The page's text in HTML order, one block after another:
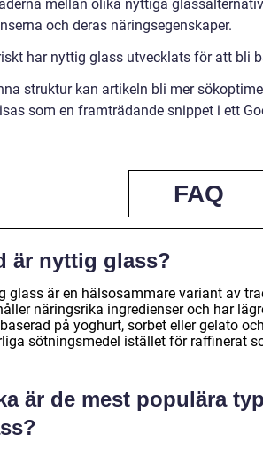
mellan olika nyttiga
och deras näringsegenskaper.
har nyttig glass utvecklats för att bli
struktur kan artikeln bli mer
som en framträdande snippet i ett
FAQ
är nyttig glass?
glass är en hälsosammare variant av
näringsrika ingredienser och har
på yoghurt, sorbet eller gelato
sötningsmedel istället för raffinerat
är de mest populära